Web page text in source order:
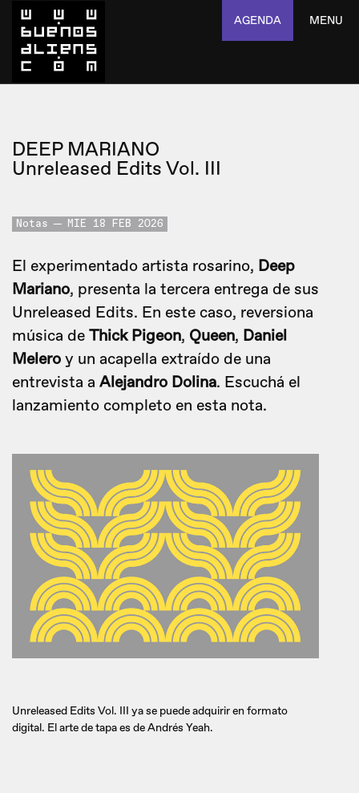
AGENDA MENU
DEEP MARIANO
Unreleased Edits Vol. III
Notas MIE 18 FEB 2026
El experimentado artista rosarino, Deep
Mariano, presenta la tercera entrega de sus
Unreleased Edits. En este caso, reversiona
música de Thick Pigeon, Queen, Daniel
Melero y un acapella extraído de una
entrevista a Alejandro Dolina. Escuchá el
lanzamiento completo en esta nota.
Unreleased Edits Vol. III ya se puede adquirir en formato
digital. El arte de tapa es de Andrés Yeah.